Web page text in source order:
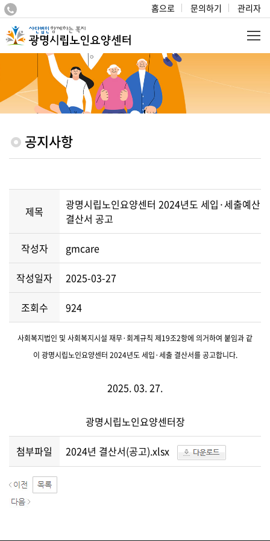
홈으로 문의하기 관리자
공지사항
제목
광명시립노인요양센터 2024년도 세입·세출예산
결산서 공고
작성자 gmcare
작성일자 2025-03-27
조회수 924
사회복지법인 및 사회복지시설 재무·회계규칙 제19조2항에 의거하여 붙임과 같
이 광명시립노인요양센터 2024년도 세입·세출 결산서를 공고합니다.
2025. 03. 27.
광명시립노인요양센터장
첨부파일 2024년 결산서(공고).xlsx